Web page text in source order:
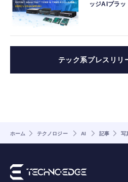
ッジAIプラ
テック系プレスリリ
ホーム テクノロジー AI 記事 写